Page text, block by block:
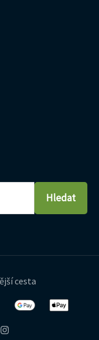
Hledat
cesta